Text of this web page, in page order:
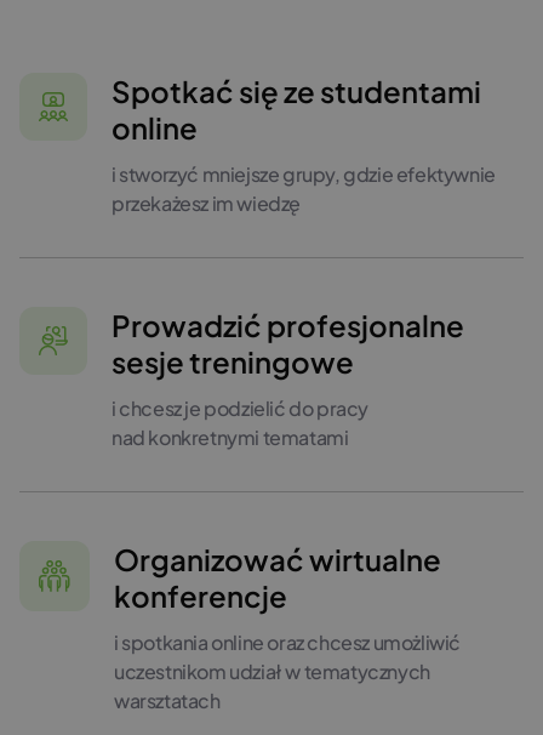
Spotkać się ze studentami
online
i stworzyć mniejsze grupy, gdzie efektywnie
przekażesz im wiedzę
Prowadzić profesjonalne
sesje treningowe
i chcesz je podzielić do pracy
nad konkretnymi tematami
Organizować wirtualne
konferencje
i spotkania online oraz chcesz umożliwić
uczestnikom udział w tematycznych
warsztatach